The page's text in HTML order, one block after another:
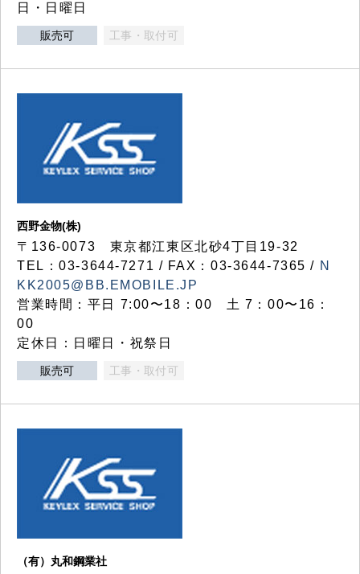
日・日曜日
販売可 工事・取付可
西野金物(株)
〒136-0073 東京都江東区北砂4丁目19-32
TEL：03‐3644‐7271 / FAX：03-3644-7365 / N
KK2005@BB.EMOBILE.JP
営業時間：平日 7:00〜18：00 土 7：00〜16：
00
定休日：日曜日・祝祭日
販売可 工事・取付可
（有）丸和鋼業社